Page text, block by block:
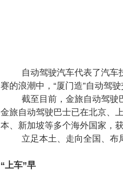
校车
特种车
自动驾驶汽车代表了汽
赛的浪潮中， “厦门造”自动驾
截至目前，金旅自动驾驶
金旅自动驾驶巴士已在北京、
本、新加坡等多个海外国家，
立足本土、走向全国、布
“上车”早